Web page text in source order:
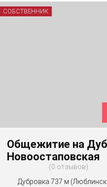
Общежитие на
Новоостаповская
0 отзывов
Дубровка 737 м
СОБСТВЕННИК